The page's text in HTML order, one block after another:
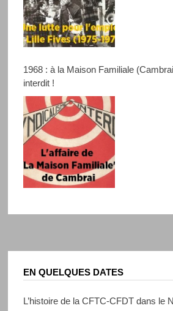
1968 : à la Maison Familiale (Cambrai), le
interdit !
EN QUELQUES DATES
L’histoire de la CFTC-CFDT dans le